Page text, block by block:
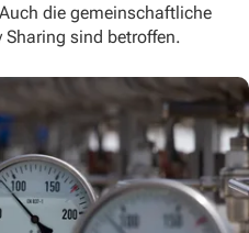
die gemeinschaftliche
Sharing sind betroffen.